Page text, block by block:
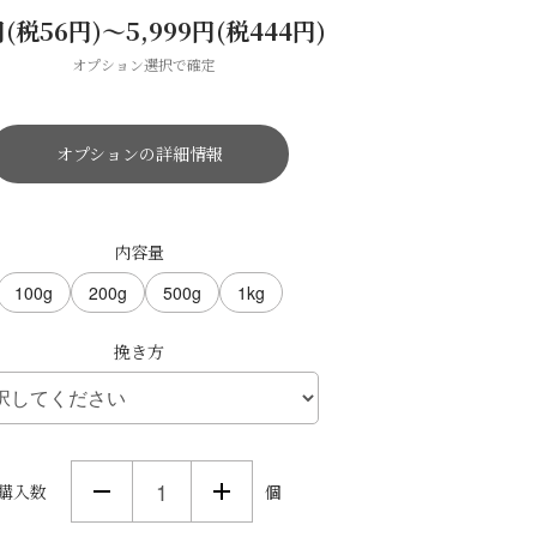
税56円)〜5,999円(税444円)
オプション選択で確定
オプションの詳細情報
内容量
100g
200g 500g 1kg
挽き方
入数 個